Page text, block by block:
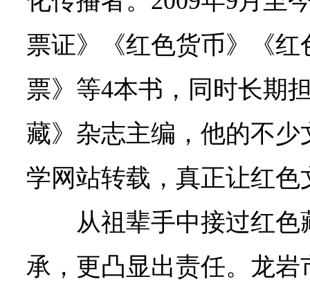
票证》《红色货币》《
票》等4本书，同时长期
藏》杂志主编，他的不
学网站转载，真正让红色
从祖辈手中接过红
承，更凸显出责任。龙